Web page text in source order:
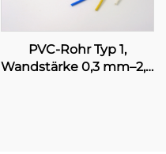
PVC-Rohr Typ 1,
Wandstärke 0,3 mm–2,0